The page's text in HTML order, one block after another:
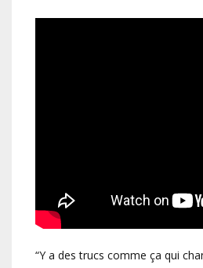
“Y a des trucs comme ça qui